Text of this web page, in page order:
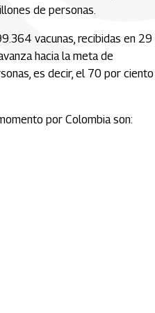
de personas.
vacunas, recibidas en 29
hacia la meta de
es decir, el 70 por ciento
por Colombia son: